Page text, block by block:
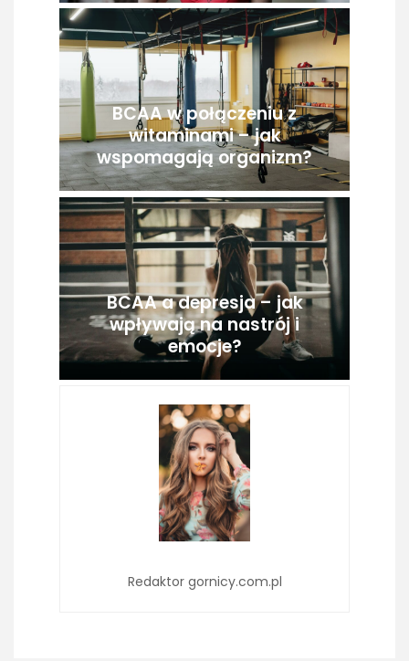
BCAA w połączeniu z
witaminami – jak
wspomagają organizm?
BCAA a depresja – jak
wpływają na nastrój i
emocje?
Redaktor gornicy.com.pl